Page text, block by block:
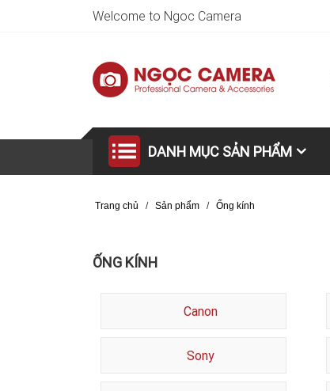
Welcome to Ngoc Camera
DANH MỤC SẢN PHẨM
Trang chủ / Sản phẩm / Ống kính
ỐNG KÍNH
Canon
Sony